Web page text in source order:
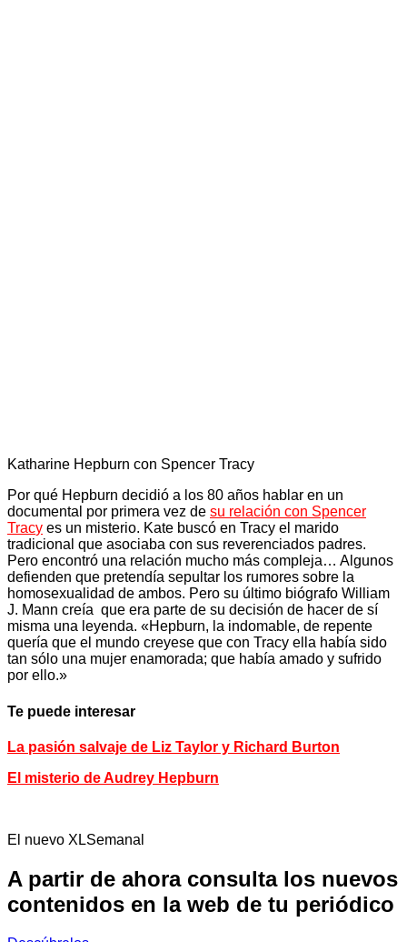
Katharine Hepburn con Spencer Tracy
Por qué Hepburn decidió a los 80 años hablar en un
documental por primera vez de su relación con Spencer
Tracy es un misterio. Kate buscó en Tracy el marido
tradicional que asociaba con sus reverenciados padres.
Pero encontró una relación mucho más compleja… Algunos
defienden que pretendía sepultar los rumores sobre la
homosexualidad de ambos. Pero su último biógrafo William
J. Mann creía que era parte de su decisión de hacer de sí
misma una leyenda. «Hepburn, la indomable, de repente
quería que el mundo creyese que con Tracy ella había sido
tan sólo una mujer enamorada; que había amado y sufrido
por ello.»
Te puede interesar
La pasión salvaje de Liz Taylor y Richard Burton
El misterio de Audrey Hepburn
El nuevo XLSemanal
A partir de ahora consulta los nuevos
contenidos en la web de tu periódico